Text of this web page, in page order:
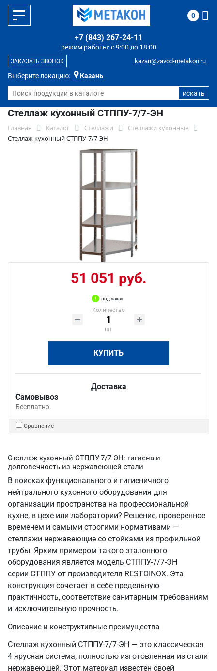
Выберите локацию: Казань
режим работы: с 9:00 до 18:00
+7 (843) 267-24-11
kazan@zavod-metakon.ru
ЗАКАЗАТЬ ЗВОНОК
0
Стеллаж кухонный СТППУ-7/7-ЭН
Главная Каталог Стеллажи
Стеллажи кухонные
Стеллаж кухонный СТППУ-7/7-ЭН
51 051 руб.
под заказ
Количество
шт
КУПИТЬ
Доставка
Самовывоз
Бесплатно.
Сравнение
Стеллаж кухонный СТППУ-7/7-ЭН: гигиена и
долговечность из нержавеющей стали
В поисках функционального и гигиеничного
нейтрального кухонного оборудования для
организации пространства на профессиональной
кухне, в цехе или лаборатории? Решение, проверенное
временем и самыми строгими нормативами —
стеллажи нержавеющие со стойками из профильной
трубы. Ярким примером такого эталонного
оборудования является модель СТППУ-7/7-ЭН
серии СТППУ от производителя RESTOINOX. Эта
конструкция сочетает в себе предельную
практичность, соответствие санитарным требованиям
и исключительную прочность.
Описание и конструктивные преимущества
Стеллаж кухонный СТППУ-7/7-ЭН — это классическая
4 ярусная система, полностью изготовленная из стали
нержавеющей. Этот материал известен своей